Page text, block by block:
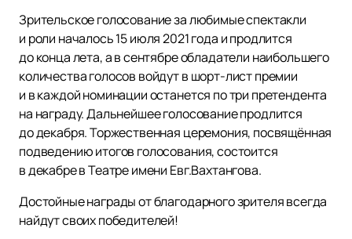
Зрительское голосование за любимые спектакли
и роли началось 15 июля 2021 года и продлится
до конца лета, а в сентябре обладатели наибольшего
количества голосов войдут в шорт-лист премии
и в каждой номинации останется по три претендента
на награду. Дальнейшее голосование продлится
до декабря. Торжественная церемония, посвящённая
подведению итогов голосования, состоится
в декабре в Театре имени Евг.Вахтангова.
Достойные награды от благодарного зрителя всегда
найдут своих победителей!